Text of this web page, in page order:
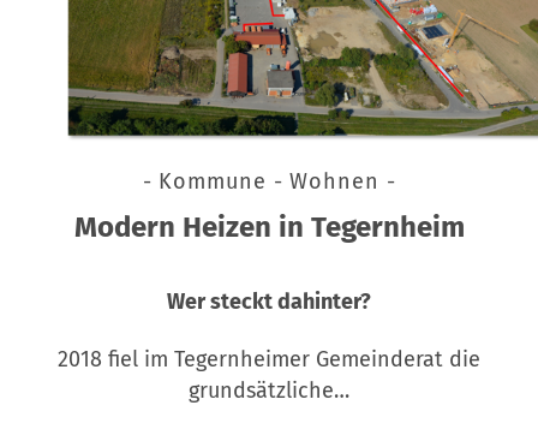
- Kommune - Wohnen -
Modern Heizen in Tegernheim
Wer steckt dahinter?
2018 fiel im Tegernheimer Gemeinderat die
grundsätzliche…